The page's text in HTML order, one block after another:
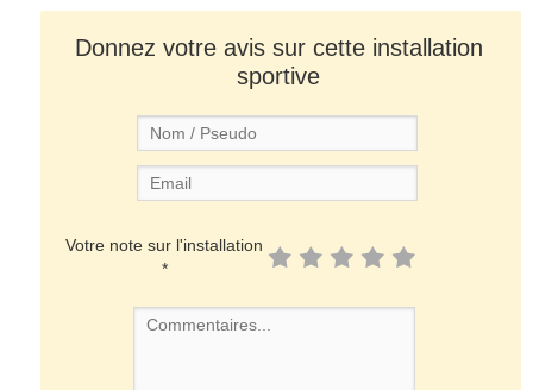
Donnez votre avis sur cette installation
sportive
Votre note sur l'installation
*